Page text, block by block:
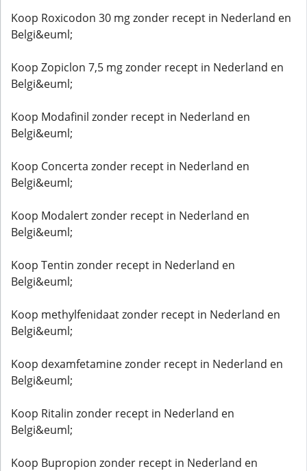
Koop Roxicodon 30 mg zonder recept in Nederland en
Belgi&euml;
Koop Zopiclon 7,5 mg zonder recept in Nederland en
Belgi&euml;
Koop Modafinil zonder recept in Nederland en
Belgi&euml;
Koop Concerta zonder recept in Nederland en
Belgi&euml;
Koop Modalert zonder recept in Nederland en
Belgi&euml;
Koop Tentin zonder recept in Nederland en
Belgi&euml;
Koop methylfenidaat zonder recept in Nederland en
Belgi&euml;
Koop dexamfetamine zonder recept in Nederland en
Belgi&euml;
Koop Ritalin zonder recept in Nederland en
Belgi&euml;
Koop Bupropion zonder recept in Nederland en